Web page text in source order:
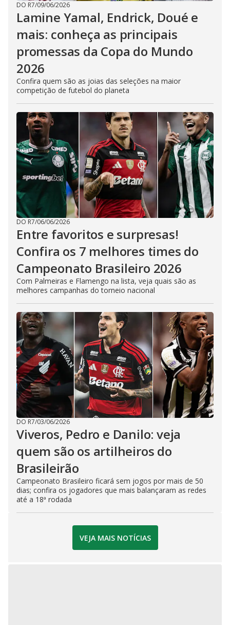
DO R7/09/06/2026
Lamine Yamal, Endrick, Doué e
mais: conheça as principais
promessas da Copa do Mundo
2026
Confira quem são as joias das seleções na maior
competição de futebol do planeta
DO R7/06/06/2026
Entre favoritos e surpresas!
Confira os 7 melhores times do
Campeonato Brasileiro 2026
Com Palmeiras e Flamengo na lista, veja quais são as
melhores campanhas do torneio nacional
DO R7/03/06/2026
Viveros, Pedro e Danilo: veja
quem são os artilheiros do
Brasileirão
Campeonato Brasileiro ficará sem jogos por mais de 50
dias; confira os jogadores que mais balançaram as redes
até a 18ª rodada
VEJA MAIS NOTÍCIAS